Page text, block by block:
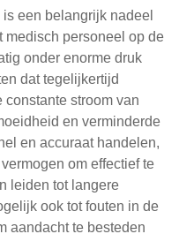
een belangrijk nadeel
medisch personeel op de
onder enorme druk
dat tegelijkertijd
stroom van
en verminderde
en accuraat handelen,
om effectief te
leiden tot langere
ook tot fouten in de
aandacht te besteden